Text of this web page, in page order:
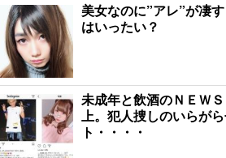
美女なのに”アレ”が凄
はいったい？
未成年と飲酒のＮＥＷ
上。犯人捜しのいらが
ト・・・・